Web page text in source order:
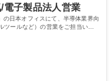
電子製品法人営業
日本オフィスにて、半導体業界向
ールなど）の営業をご担当いた